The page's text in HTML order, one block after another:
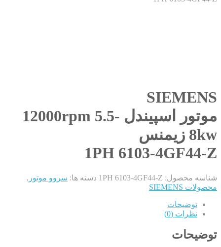
SIEMENS
موتور اسپیندل 12000rpm 5.5-
8kw زیمنس
1PH 6103-4GF44-Z
شناسه محصول: 1PH 6103-4GF44-Z دسته ها: سروو موتور ,
محصولات SIEMENS
توضیحات
نظرات (0)
توضیحات